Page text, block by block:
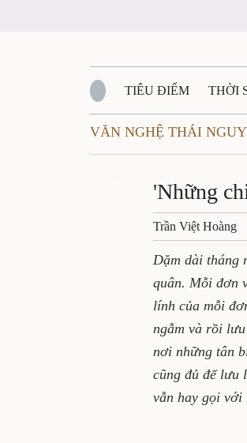
TIÊU ĐIỂM THỜI
QUỐC PHÒNG - AN
QUÊ HƯƠNG - ĐẤT
VĂN BẢN, CHÍNH
VĂN NGHỆ THÁI
'Những
Trần Việt Hoàng
Dặm dài tháng
quân. Mỗi đơn
lính của mỗi
ngẫm và rồi
nơi những tân
cũng đủ để lưu
vẫn hay gọi với